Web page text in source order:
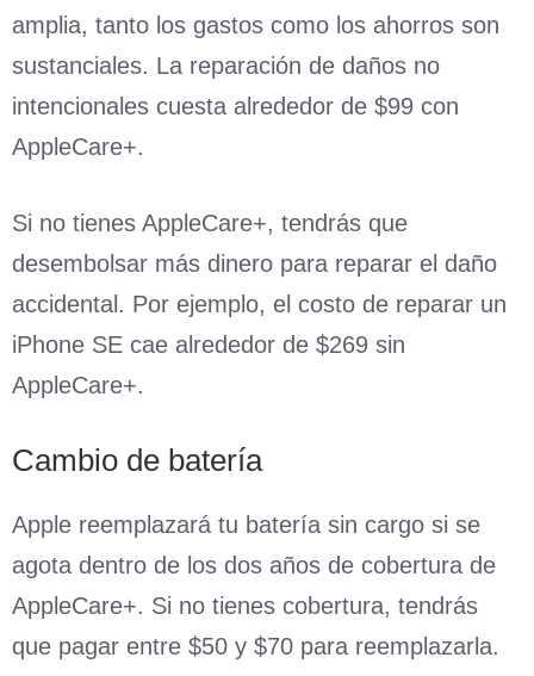
amplia, tanto los gastos como los ahorros son
sustanciales. La reparación de daños no
intencionales cuesta alrededor de $99 con
AppleCare+.
Si no tienes AppleCare+, tendrás que
desembolsar más dinero para reparar el daño
accidental. Por ejemplo, el costo de reparar un
iPhone SE cae alrededor de $269 sin
AppleCare+.
Cambio de batería
Apple reemplazará tu batería sin cargo si se
agota dentro de los dos años de cobertura de
AppleCare+. Si no tienes cobertura, tendrás
que pagar entre $50 y $70 para reemplazarla.